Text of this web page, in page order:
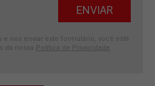
nos enviar este formulário, você está
da nossa Política de Privacidade